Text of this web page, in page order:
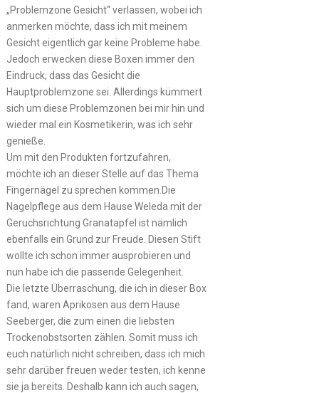
„Problemzone Gesicht“ verlassen, wobei ich
anmerken möchte, dass ich mit meinem
Gesicht eigentlich gar keine Probleme habe.
Jedoch erwecken diese Boxen immer den
Eindruck, dass das Gesicht die
Hauptproblemzone sei. Allerdings kümmert
sich um diese Problemzonen bei mir hin und
wieder mal ein Kosmetikerin, was ich sehr
genieße.
Um mit den Produkten fortzufahren,
möchte ich an dieser Stelle auf das Thema
Fingernägel zu sprechen kommen.Die
Nagelpflege aus dem Hause Weleda mit der
Geruchsrichtung Granatapfel ist nämlich
ebenfalls ein Grund zur Freude. Diesen Stift
wollte ich schon immer ausprobieren und
nun habe ich die passende Gelegenheit.
Die letzte Überraschung, die ich in dieser Box
fand, waren Aprikosen aus dem Hause
Seeberger, die zum einen die liebsten
Trockenobstsorten zählen. Somit muss ich
euch natürlich nicht schreiben, dass ich mich
sehr darüber freuen weder testen, ich kenne
sie ja bereits. Deshalb kann ich auch sagen,